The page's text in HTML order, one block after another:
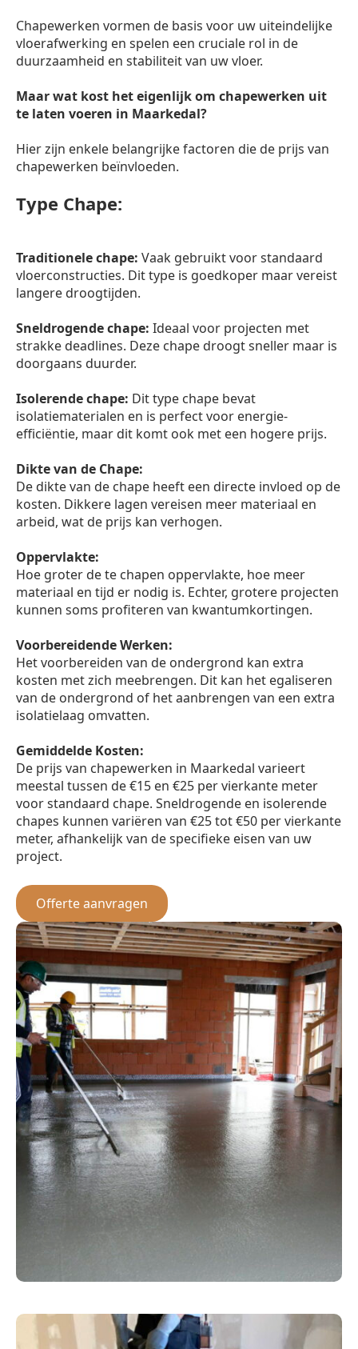
Chapewerken vormen de basis voor uw uiteindelijke
vloerafwerking en spelen een cruciale rol in de
duurzaamheid en stabiliteit van uw vloer.
Maar wat kost het eigenlijk om chapewerken uit
te laten voeren in Maarkedal?
Hier zijn enkele belangrijke factoren die de prijs van
chapewerken beïnvloeden.
Type Chape:
Traditionele chape: Vaak gebruikt voor standaard
vloerconstructies. Dit type is goedkoper maar vereist
langere droogtijden.
Sneldrogende chape: Ideaal voor projecten met
strakke deadlines. Deze chape droogt sneller maar is
doorgaans duurder.
Isolerende chape: Dit type chape bevat
isolatiematerialen en is perfect voor energie-
efficiëntie, maar dit komt ook met een hogere prijs.
Dikte van de Chape:
De dikte van de chape heeft een directe invloed op de
kosten. Dikkere lagen vereisen meer materiaal en
arbeid, wat de prijs kan verhogen.
Oppervlakte:
Hoe groter de te chapen oppervlakte, hoe meer
materiaal en tijd er nodig is. Echter, grotere projecten
kunnen soms profiteren van kwantumkortingen.
Voorbereidende Werken:
Het voorbereiden van de ondergrond kan extra
kosten met zich meebrengen. Dit kan het egaliseren
van de ondergrond of het aanbrengen van een extra
isolatielaag omvatten.
Gemiddelde Kosten:
De prijs van chapewerken in Maarkedal varieert
meestal tussen de €15 en €25 per vierkante meter
voor standaard chape. Sneldrogende en isolerende
chapes kunnen variëren van €25 tot €50 per vierkante
meter, afhankelijk van de specifieke eisen van uw
project.
Offerte aanvragen